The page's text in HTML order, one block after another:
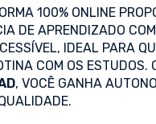
100% ONLINE
DE APRENDIZADO
IDEAL PARA
COM OS ESTUDOS.
, VOCÊ GANHA